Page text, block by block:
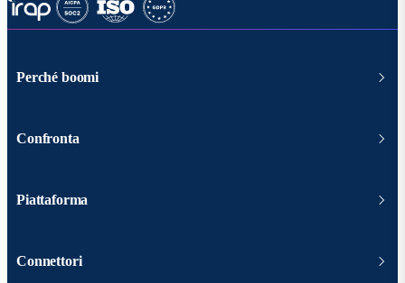
Perché boomi
Confronta
Piattaforma
Connettori